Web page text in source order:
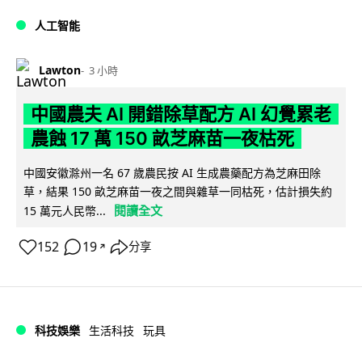
人工智能
Lawton 3 小時
中國農夫 AI 開錯除草配方 AI 幻覺累老
農蝕 17 萬 150 畝芝麻苗一夜枯死
中國安徽滁州一名 67 歲農民按 AI 生成農藥配方為芝麻田除
草，結果 150 畝芝麻苗一夜之間與雜草一同枯死，估計損失約
15 萬元人民幣...
閱讀全文
152 19 ↗ 分享
科技娛樂 生活科技 玩具